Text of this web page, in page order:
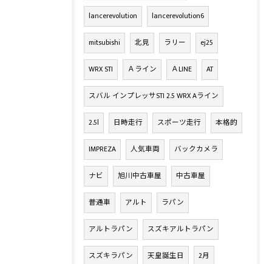
lancerevolution lancerevolution6
mitsubishi 北見 ラリー ej25
WRX STI Ａライン ＡLINE AT
スバル インプレッサSTI 2.5 WRX Aライン
2.5l 日時走行 スポーツ走行 本格的
IMPREZA 人気車両 バックカメラ
ナビ 旭川中古車屋 中古車屋
普通車 アルト ラパン
アルトラパン スズキアルトラパン
スズキラパン 天皇誕生日 2月